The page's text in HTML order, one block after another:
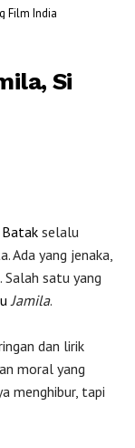
Film India
Si
Batak selalu
Ada yang jenaka,
Salah satu yang
Jamila.
dan lirik
moral yang
menghibur, tapi